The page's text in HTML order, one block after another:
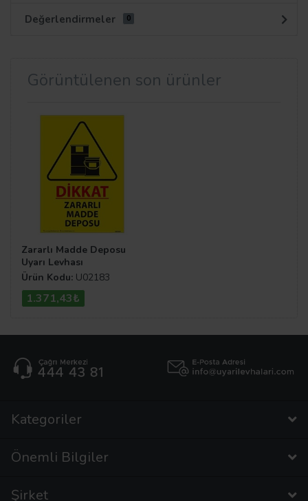
Değerlendirmeler 0
Görüntülenen son ürünler
Zararlı Madde Deposu
Uyarı Levhası
Ürün Kodu: U02183
1.371,43₺
Kategoriler
Önemli Bilgiler
Şirket